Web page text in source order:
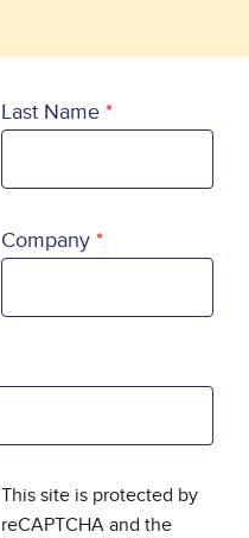
Last Name
Company
This site is protected by
reCAPTCHA and the